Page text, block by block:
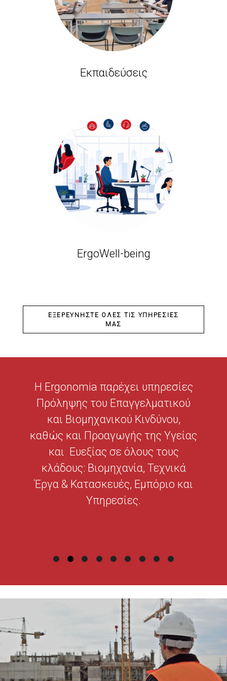
Εκπαιδεύσεις
ErgoWell-being
ΕΞΕΡΕΥΝΉΣΤΕ ΌΛΕΣ ΤΙΣ ΥΠΗΡΕΣΊΕΣ
ΜΑΣ
Η Ergonomia παρέχει υπηρεσίες
Πρόληψης του Επαγγελματικού
και Βιομηχανικού Κινδύνου,
καθώς και Προαγωγής της Υγείας
και Ευεξίας σε όλους τους
κλάδους: Βιομηχανία, Τεχνικά
Έργα & Κατασκευές, Εμπόριο και
Υπηρεσίες.